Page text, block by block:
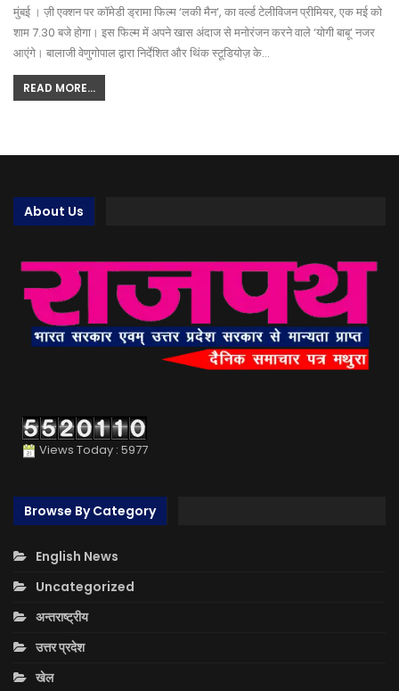
मुंबई । ज़ी एक्शन पर कॉमेडी ड्रामा फिल्म ‘लकी मैन’, का वर्ल्ड टेलीविजन प्रीमियर, एक मई को
शाम 7.30 बजे होगा। इस फिल्म में अपने खास अंदाज से मनोरंजन करने वाले ‘योगी बाबू’ नजर
आएंगे। बालाजी वेणुगोपाल द्वारा निर्देशित और थिंक स्टूडियोज़ के…
READ MORE...
About Us
Views Today : 5977
Browse By Category
English News
Uncategorized
अन्तराष्ट्रीय
उत्तर प्रदेश
खेल